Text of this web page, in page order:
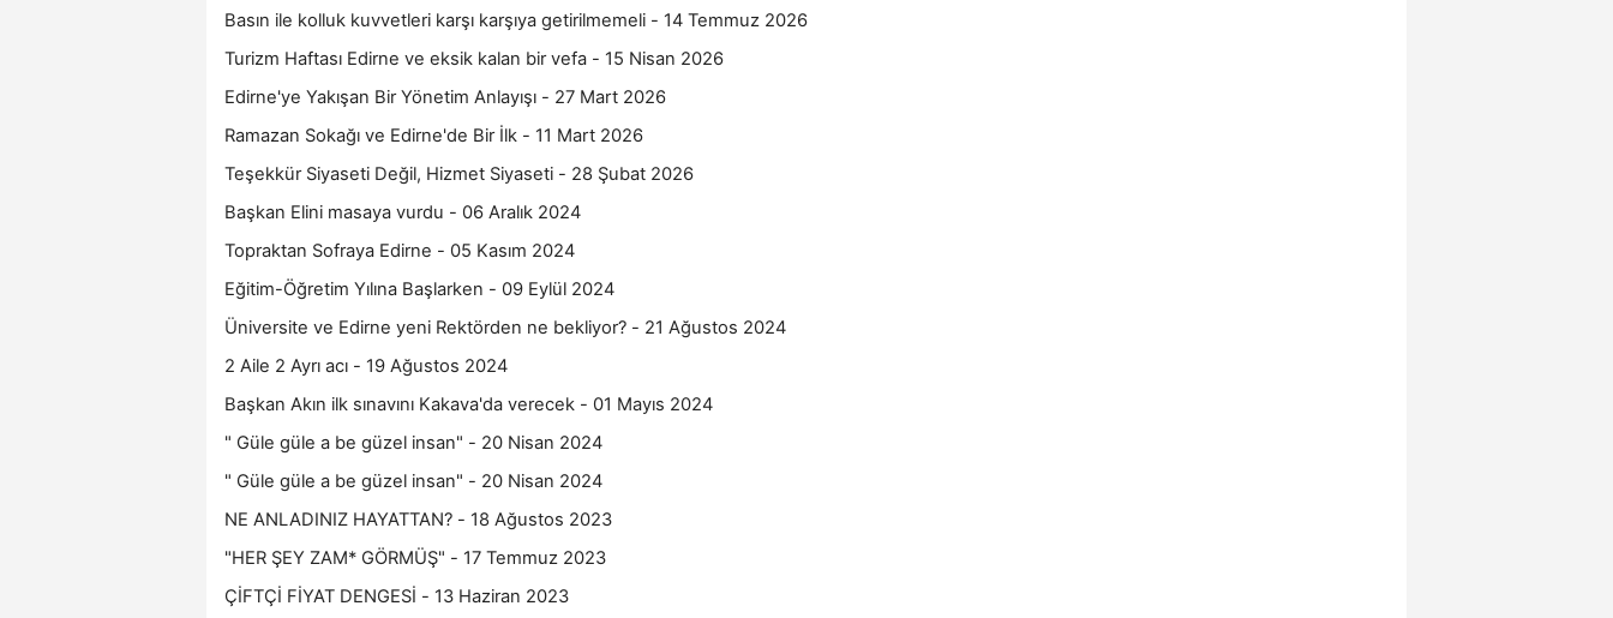
Basın ile kolluk kuvvetleri karşı karşıya getirilmemeli - 14 Temmuz 2026
Turizm Haftası Edirne ve eksik kalan bir vefa - 15 Nisan 2026
Edirne'ye Yakışan Bir Yönetim Anlayışı - 27 Mart 2026
Ramazan Sokağı ve Edirne'de Bir İlk - 11 Mart 2026
Teşekkür Siyaseti Değil, Hizmet Siyaseti - 28 Şubat 2026
Başkan Elini masaya vurdu - 06 Aralık 2024
Topraktan Sofraya Edirne - 05 Kasım 2024
Eğitim-Öğretim Yılına Başlarken - 09 Eylül 2024
Üniversite ve Edirne yeni Rektörden ne bekliyor? - 21 Ağustos 2024
2 Aile 2 Ayrı acı - 19 Ağustos 2024
Başkan Akın ilk sınavını Kakava'da verecek - 01 Mayıs 2024
" Güle güle a be güzel insan" - 20 Nisan 2024
" Güle güle a be güzel insan" - 20 Nisan 2024
NE ANLADINIZ HAYATTAN? - 18 Ağustos 2023
"HER ŞEY ZAM* GÖRMÜŞ" - 17 Temmuz 2023
ÇİFTÇİ FİYAT DENGESİ - 13 Haziran 2023